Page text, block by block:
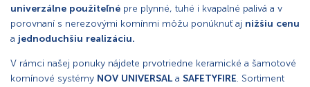
univerzálne použiteľné pre plynné, tuhé i kvapalné palivá a v
porovnaní s nerezovými komínmi môžu ponúknuť aj nižšiu cenu
a jednoduchšiu realizáciu.
V rámci našej ponuky nájdete prvotriedne keramické a šamotové
komínové systémy NOV UNIVERSAL a SAFETYFIRE. Sortiment